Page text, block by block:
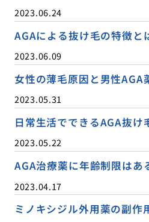
2023.06.24
AGAによる抜け毛の特徴と
2023.06.09
女性の薄毛原因と男性AGA
2023.05.31
日常生活でできるAGA抜け
2023.05.22
AGA治療薬に年齢制限はあ
2023.04.17
ミノキシジル外用薬の副作